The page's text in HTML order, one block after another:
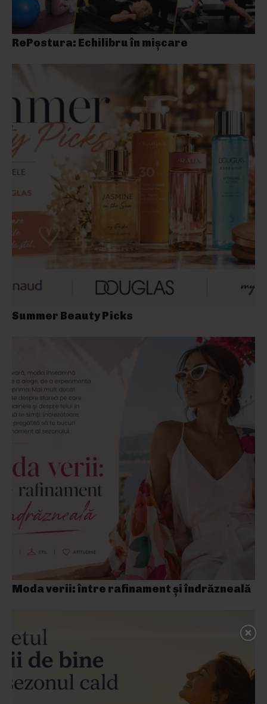
RePostura: Echilibru în mișcare
Summer Beauty Picks
Moda verii: între rafinament și îndrăzneală